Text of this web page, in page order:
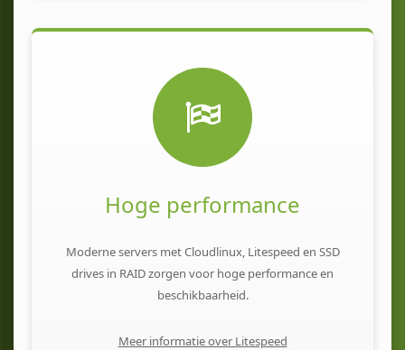
Hoge performance
Moderne servers met Cloudlinux, Litespeed en SSD
drives in RAID zorgen voor hoge performance en
beschikbaarheid.
Meer informatie over Litespeed